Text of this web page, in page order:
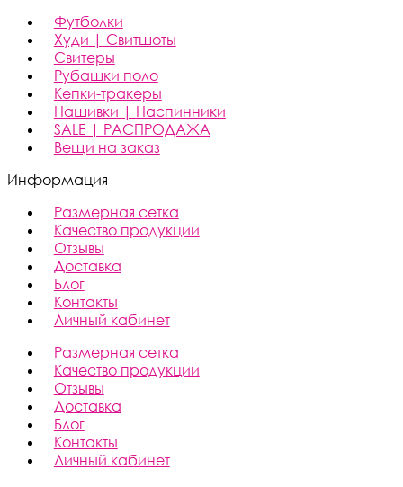
Футболки
Худи | Свитшоты
Свитеры
Рубашки поло
Кепки-тракеры
Нашивки | Наспинники
SALE | РАСПРОДАЖА
Вещи на заказ
Информация
Размерная сетка
Качество продукции
Отзывы
Доставка
Блог
Контакты
Личный кабинет
Размерная сетка
Качество продукции
Отзывы
Доставка
Блог
Контакты
Личный кабинет